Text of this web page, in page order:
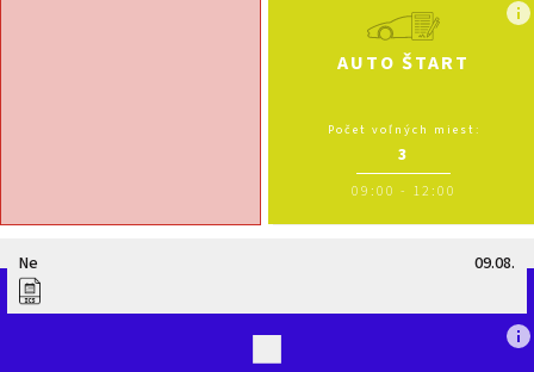
AUTO ŠTART
Počet voľných miest:
3
09:00 - 12:00
Ne 09.08.